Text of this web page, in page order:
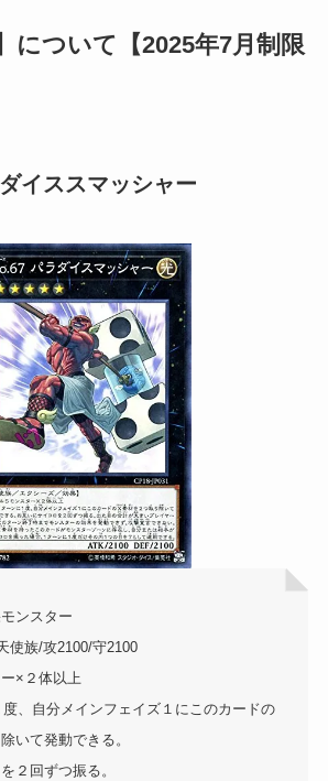
について【2025年7月制限
イススマッシャー
ンスター
使族/攻2100/守2100
×２体以上
、自分メインフェイズ１にこのカードの
いて発動できる。
２回ずつ振る。